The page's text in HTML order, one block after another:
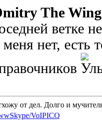
The Wing
ветке
нет, есть
от дел. Долго и
Skype/VoIPICQ